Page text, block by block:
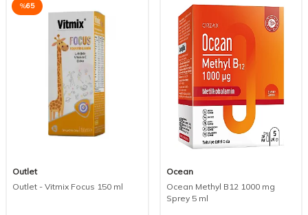
%65
Outlet
Outlet - Vitmix Focus 150 ml
Ocean
Ocean Methyl B12 1000 mg
Sprey 5 ml